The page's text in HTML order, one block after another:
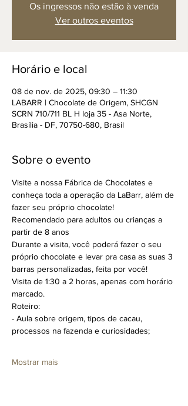
Os ingressos não estão à venda
Ver outros eventos
Horário e local
08 de nov. de 2025, 09:30 – 11:30
LABARR | Chocolate de Origem, SHCGN
SCRN 710/711 BL H loja 35 - Asa Norte,
Brasília - DF, 70750-680, Brasil
Sobre o evento
Visite a nossa Fábrica de Chocolates e
conheça toda a operação da LaBarr, além de
fazer seu próprio chocolate!
Recomendado para adultos ou crianças a
partir de 8 anos
Durante a visita, você poderá fazer o seu
próprio chocolate e levar pra casa as suas 3
barras personalizadas, feita por você!
Visita de 1:30 a 2 horas, apenas com horário
marcado.
Roteiro:
- Aula sobre origem, tipos de cacau,
processos na fazenda e curiosidades;
Mostrar mais